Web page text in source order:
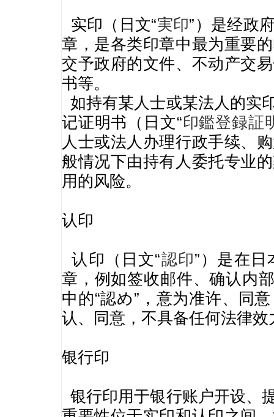
实印（日文“実印”）是经政
章，是各类印章中最为重要
交予政府的文件、不动产交
书等。
如持有某人士或某法人的实
记证明书（日文“印鑑登録証
人士或法人办理行政手续、
般情况下由持有人委托专业的
用的风险。
认印
认印（日文“認印”）是在
章，例如签收邮件、确认内
中的“認め”，意为准许、同
认、同意，不具备任何法律效
银行印
银行印用于银行账户开设、